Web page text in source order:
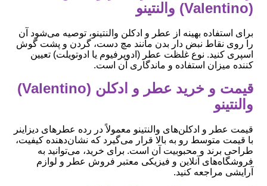
(Valentino) والنتینو
برای استفاده بهینه از عطر و ادکلن والنتینو، توصیه می‌شود آن
را روی نقاط نبض دار بدن مانند مچ دست، گردن و پشت گوش
اسپری کنید. نوع غلظت عطر (ادوپرفیوم یا ادوتویلت) تعیین
کننده میزان استفاده و ماندگاری آن است.
قیمت و خرید عطر و ادکلن (Valentino)
والنتینو
قیمت عطر و ادکلن‌های والنتینو معمولاً در رده عطرهای دیزاینر
با قیمت متوسط رو به بالا قرار می‌گیرد که نشان‌دهنده کیفیت،
طراحی برند و محبوبیت آن است. برای خرید، می‌توانید به
فروشگاه‌های آنلاین و فیزیکی معتبر فروش عطر و لوازم
آرایشی مراجعه کنید.